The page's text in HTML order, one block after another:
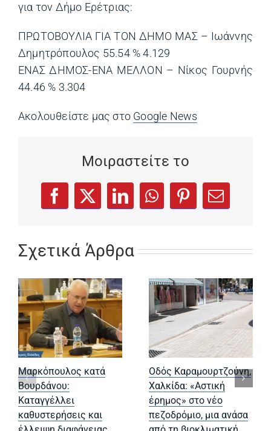
για τον Δήμο Ερέτριας:
ΠΡΩΤΟΒΟΥΛΙΑ ΓΙΑ ΤΟΝ ΔΗΜΟ ΜΑΣ – Ιωάννης
Δημητρόπουλος 55.54 % 4.129
ΕΝΑΣ ΔΗΜΟΣ-ΕΝΑ ΜΕΛΛΟΝ – Νίκος Γουρνής
44.46 % 3.304
Ακολουθείστε μας στο Google News
Μοιραστείτε το
Facebook
(opens in a new tab)
X
(opens in a new tab)
LinkedIn
(opens in a new tab)
WhatsApp
(opens in a new tab)
Pinterest
(opens in a
Email
Σχετικά Άρθρα
Μαρκόπουλος κατά
Βουρδάνου:
Καταγγέλλει
καθυστερήσεις και
Οδός Καραμουρτζούνη,
Χαλκίδα: «Αστική
έρημος» στο νέο
πεζοδρόμιο, μια ανάσα